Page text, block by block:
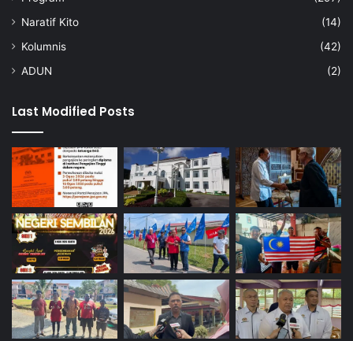
Naratif Kito
(14)
Kolumnis
(42)
ADUN
(2)
Last Modified Posts